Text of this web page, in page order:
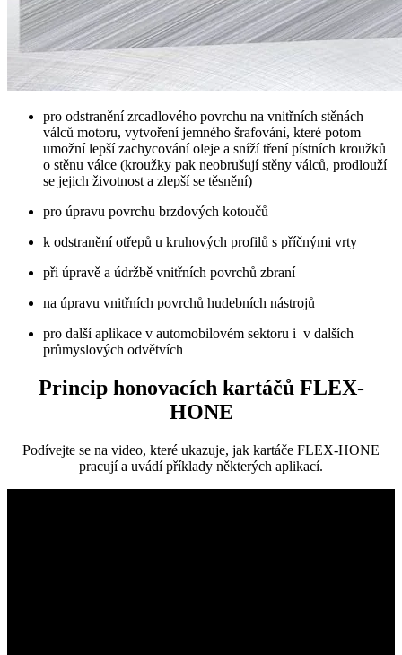
pro odstranění zrcadlového povrchu na vnitřních stěnách
válců motoru, vytvoření jemného šrafování, které potom
umožní lepší zachycování oleje a sníží tření pístních kroužků
o stěnu válce (kroužky pak neobrušují stěny válců, prodlouží
se jejich životnost a zlepší se těsnění)
pro úpravu povrchu brzdových kotoučů
k odstranění otřepů u kruhových profilů s příčnými vrty
při úpravě a údržbě vnitřních povrchů zbraní
na úpravu vnitřních povrchů hudebních nástrojů
pro další aplikace v automobilovém sektoru i v dalších
průmyslových odvětvích
Princip honovacích kartáčů FLEX-
HONE
Podívejte se na video, které ukazuje, jak kartáče FLEX-HONE
pracují a uvádí příklady některých aplikací.